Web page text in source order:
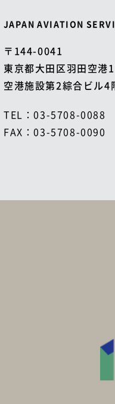
JAPAN AVIATION
〒144-0041
東京都大田区羽田空港
空港施設第2綜合ビル4
TEL：03-5708-0088
FAX：03-5708-0090